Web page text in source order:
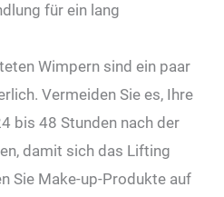
für ein lang
Wimpern sind ein paar
Vermeiden Sie es, Ihre
bis 48 Stunden nach der
damit sich das Lifting
Sie Make-up-Produkte auf